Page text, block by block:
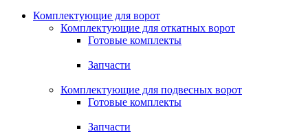
Комплектующие для ворот
Комплектующие для откатных ворот
Готовые комплекты
Запчасти
Комплектующие для подвесных ворот
Готовые комплекты
Запчасти